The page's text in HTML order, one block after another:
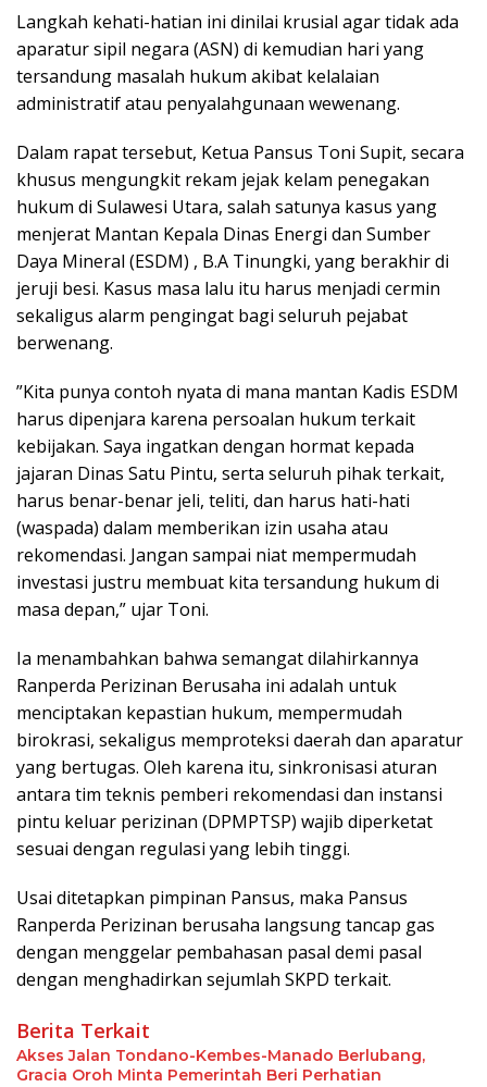
Langkah kehati-hatian ini dinilai krusial agar tidak ada
aparatur sipil negara (ASN) di kemudian hari yang
tersandung masalah hukum akibat kelalaian
administratif atau penyalahgunaan wewenang.
​Dalam rapat tersebut, Ketua Pansus Toni Supit, secara
khusus mengungkit rekam jejak kelam penegakan
hukum di Sulawesi Utara, salah satunya kasus yang
menjerat Mantan Kepala Dinas Energi dan Sumber
Daya Mineral (ESDM) , B.A Tinungki, yang berakhir di
jeruji besi. Kasus masa lalu itu harus menjadi cermin
sekaligus alarm pengingat bagi seluruh pejabat
berwenang.
​”Kita punya contoh nyata di mana mantan Kadis ESDM
harus dipenjara karena persoalan hukum terkait
kebijakan. Saya ingatkan dengan hormat kepada
jajaran Dinas Satu Pintu, serta seluruh pihak terkait,
harus benar-benar jeli, teliti, dan harus hati-hati
(waspada) dalam memberikan izin usaha atau
rekomendasi. Jangan sampai niat mempermudah
investasi justru membuat kita tersandung hukum di
masa depan,” ujar Toni.
​Ia menambahkan bahwa semangat dilahirkannya
Ranperda Perizinan Berusaha ini adalah untuk
menciptakan kepastian hukum, mempermudah
birokrasi, sekaligus memproteksi daerah dan aparatur
yang bertugas. Oleh karena itu, sinkronisasi aturan
antara tim teknis pemberi rekomendasi dan instansi
pintu keluar perizinan (DPMPTSP) wajib diperketat
sesuai dengan regulasi yang lebih tinggi.
Usai ditetapkan pimpinan Pansus, maka Pansus
Ranperda Perizinan berusaha langsung tancap gas
dengan menggelar pembahasan pasal demi pasal
dengan menghadirkan sejumlah SKPD terkait.
Berita Terkait
Akses Jalan Tondano-Kembes-Manado Berlubang,
Gracia Oroh Minta Pemerintah Beri Perhatian